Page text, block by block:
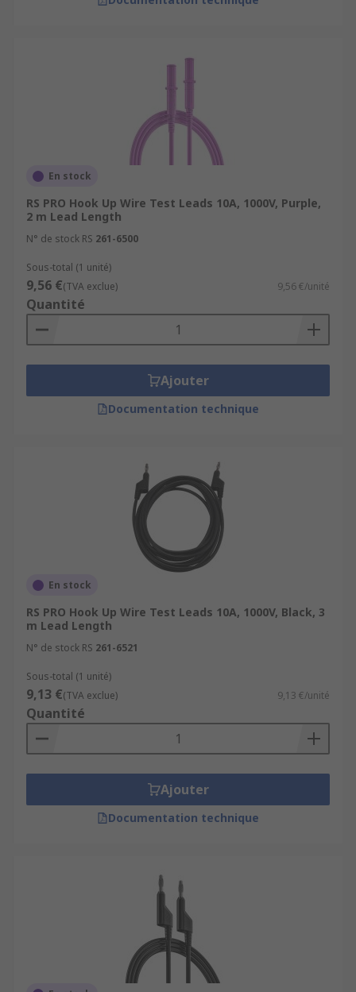
En stock
RS PRO Hook Up Wire Test Leads 10A, 1000V, Purple,
2 m Lead Length
N° de stock RS 261-6500
Sous-total (1 unité)
9,56 €(TVA exclue) 9,56 €/unité
Quantité
Ajouter
Documentation technique
En stock
RS PRO Hook Up Wire Test Leads 10A, 1000V, Black, 3
m Lead Length
N° de stock RS 261-6521
Sous-total (1 unité)
9,13 €(TVA exclue) 9,13 €/unité
Quantité
Ajouter
Documentation technique